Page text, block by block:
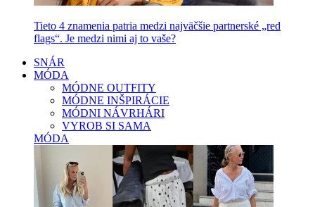
Tieto 4 znamenia patria medzi najväčšie partnerské „red
flags“. Je medzi nimi aj to vaše?
SNÁR
MÓDA
MÓDNE OUTFITY
MÓDNE INŠPIRÁCIE
MÓDNI NÁVRHÁRI
VYROB SI SAMA
MÓDA